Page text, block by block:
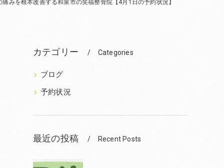
痛みを根本改善する和泉市の笑福整骨院【4月1日の予約状況】
カテゴリー Categories
ブログ
予約状況
最近の投稿 Recent Posts